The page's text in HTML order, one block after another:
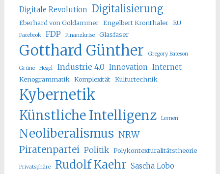
Digitale Revolution Digitalisierung
Eberhard von Goldammer Engelbert Kronthaler EU
Facebook FDP Finanzkrise Glasfaser
Gotthard Günther Gregory Bateson
Grüne Hegel Industrie 4.0 Innovation Internet
Kenogrammatik Komplexität Kulturtechnik
Kybernetik
Künstliche Intelligenz Lernen
Neoliberalismus NRW
Piratenpartei Politik Polykontexturalitätstheorie
Privatsphäre Rudolf Kaehr Sascha Lobo